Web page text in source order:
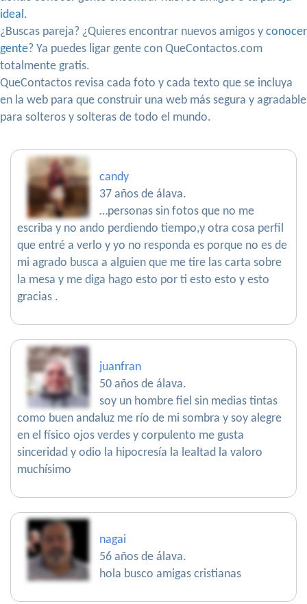
ideal.
¿Buscas pareja? ¿Quieres encontrar nuevos amigos y conocer
gente? Ya puedes ligar gente con QueContactos.com
totalmente gratis.
QueContactos revisa cada foto y cada texto que se incluya
en la web para que construir una web más segura y agradable
para solteros y solteras de todo el mundo.
candy
37 años de álava.
…personas sin fotos que no me
escriba y no ando perdiendo tiempo,y otra cosa perfil
que entré a verlo y yo no responda es porque no es de
mi agrado busca a alguien que me tire las carta sobre
la mesa y me diga hago esto por ti esto esto y esto
gracias .
juanfran
50 años de álava.
soy un hombre fiel sin medias tintas
como buen andaluz me río de mi sombra y soy alegre
en el físico ojos verdes y corpulento me gusta
sinceridad y odio la hipocresía la lealtad la valoro
muchísimo
nagai
56 años de álava.
hola busco amigas cristianas